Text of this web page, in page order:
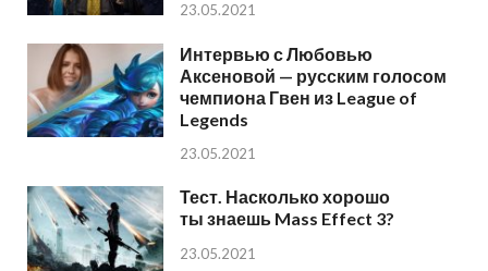
23.05.2021
Интервью с Любовью
Аксеновой — русским голосом
чемпиона Гвен из League of
Legends
23.05.2021
Тест. Насколько хорошо
ты знаешь Mass Effect 3?
23.05.2021